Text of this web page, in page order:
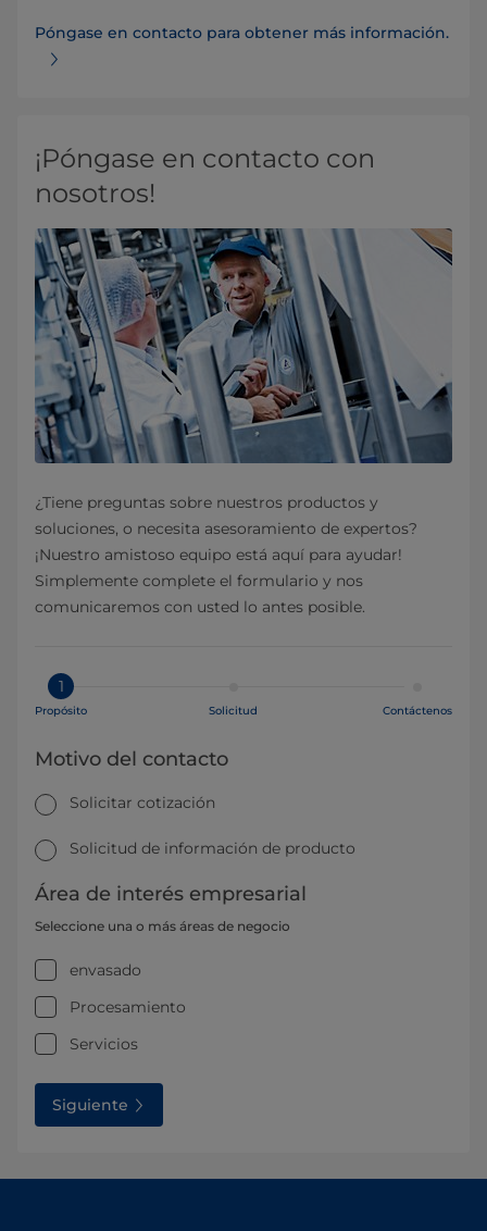
Póngase en contacto para obtener más información.
¡Póngase en contacto con
nosotros!
¿Tiene preguntas sobre nuestros productos y
soluciones, o necesita asesoramiento de expertos?
¡Nuestro amistoso equipo está aquí para ayudar!
Simplemente complete el formulario y nos
comunicaremos con usted lo antes posible.
1
Propósito Solicitud Contáctenos
Motivo del contacto
Solicitar cotización
Solicitud de información de producto
Área de interés empresarial
Seleccione una o más áreas de negocio
envasado
Procesamiento
Servicios
Siguiente